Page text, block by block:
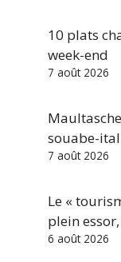
10 plats
week-end
7 août 2026
souabe-
7 août 2026
Le «
plein
6 août 2026